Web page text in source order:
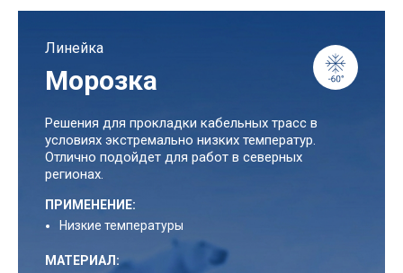
Линейка
Морозка
Решения для прокладки кабельных трасс в
условиях экстремально низких температур.
Отлично подойдет для работ в северных
регионах.
ПРИМЕНЕНИЕ:
Низкие температуры
МАТЕРИАЛ: